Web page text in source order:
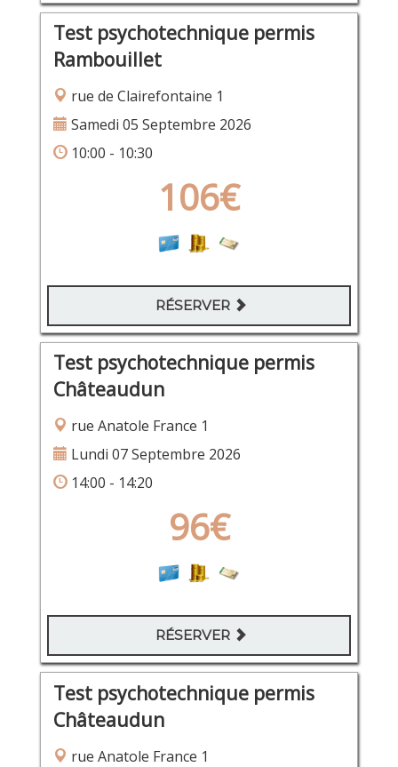
Test psychotechnique permis
Rambouillet
rue de Clairefontaine 1
Samedi 05 Septembre 2026
10:00 - 10:30
106€
RÉSERVER
Test psychotechnique permis
Châteaudun
rue Anatole France 1
Lundi 07 Septembre 2026
14:00 - 14:20
96€
RÉSERVER
Test psychotechnique permis
Châteaudun
rue Anatole France 1